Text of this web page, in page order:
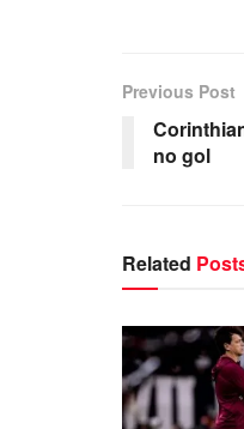
Previous Post
no gol
Related